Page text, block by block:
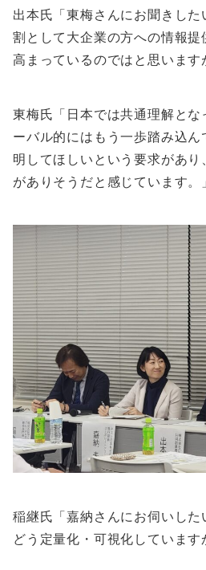
出本氏「東梅さんにお聞きし
割として大企業の方への情報
高まっているのではと思います
東梅氏「日本では共通理解とな
ーバル的にはもう一歩踏み込
明してほしいという要求があ
がありそうだと感じています。
稲継氏「嘉納さんにお伺いし
どう定量化・可視化しています